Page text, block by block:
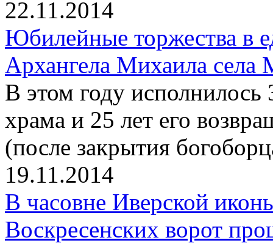
22.11.2014
Юбилейные торжества в
Архангела Михаила села
В этом году исполнилось
храма и 25 лет его
(после закрытия
19.11.2014
В часовне Иверской
Воскресенских ворот